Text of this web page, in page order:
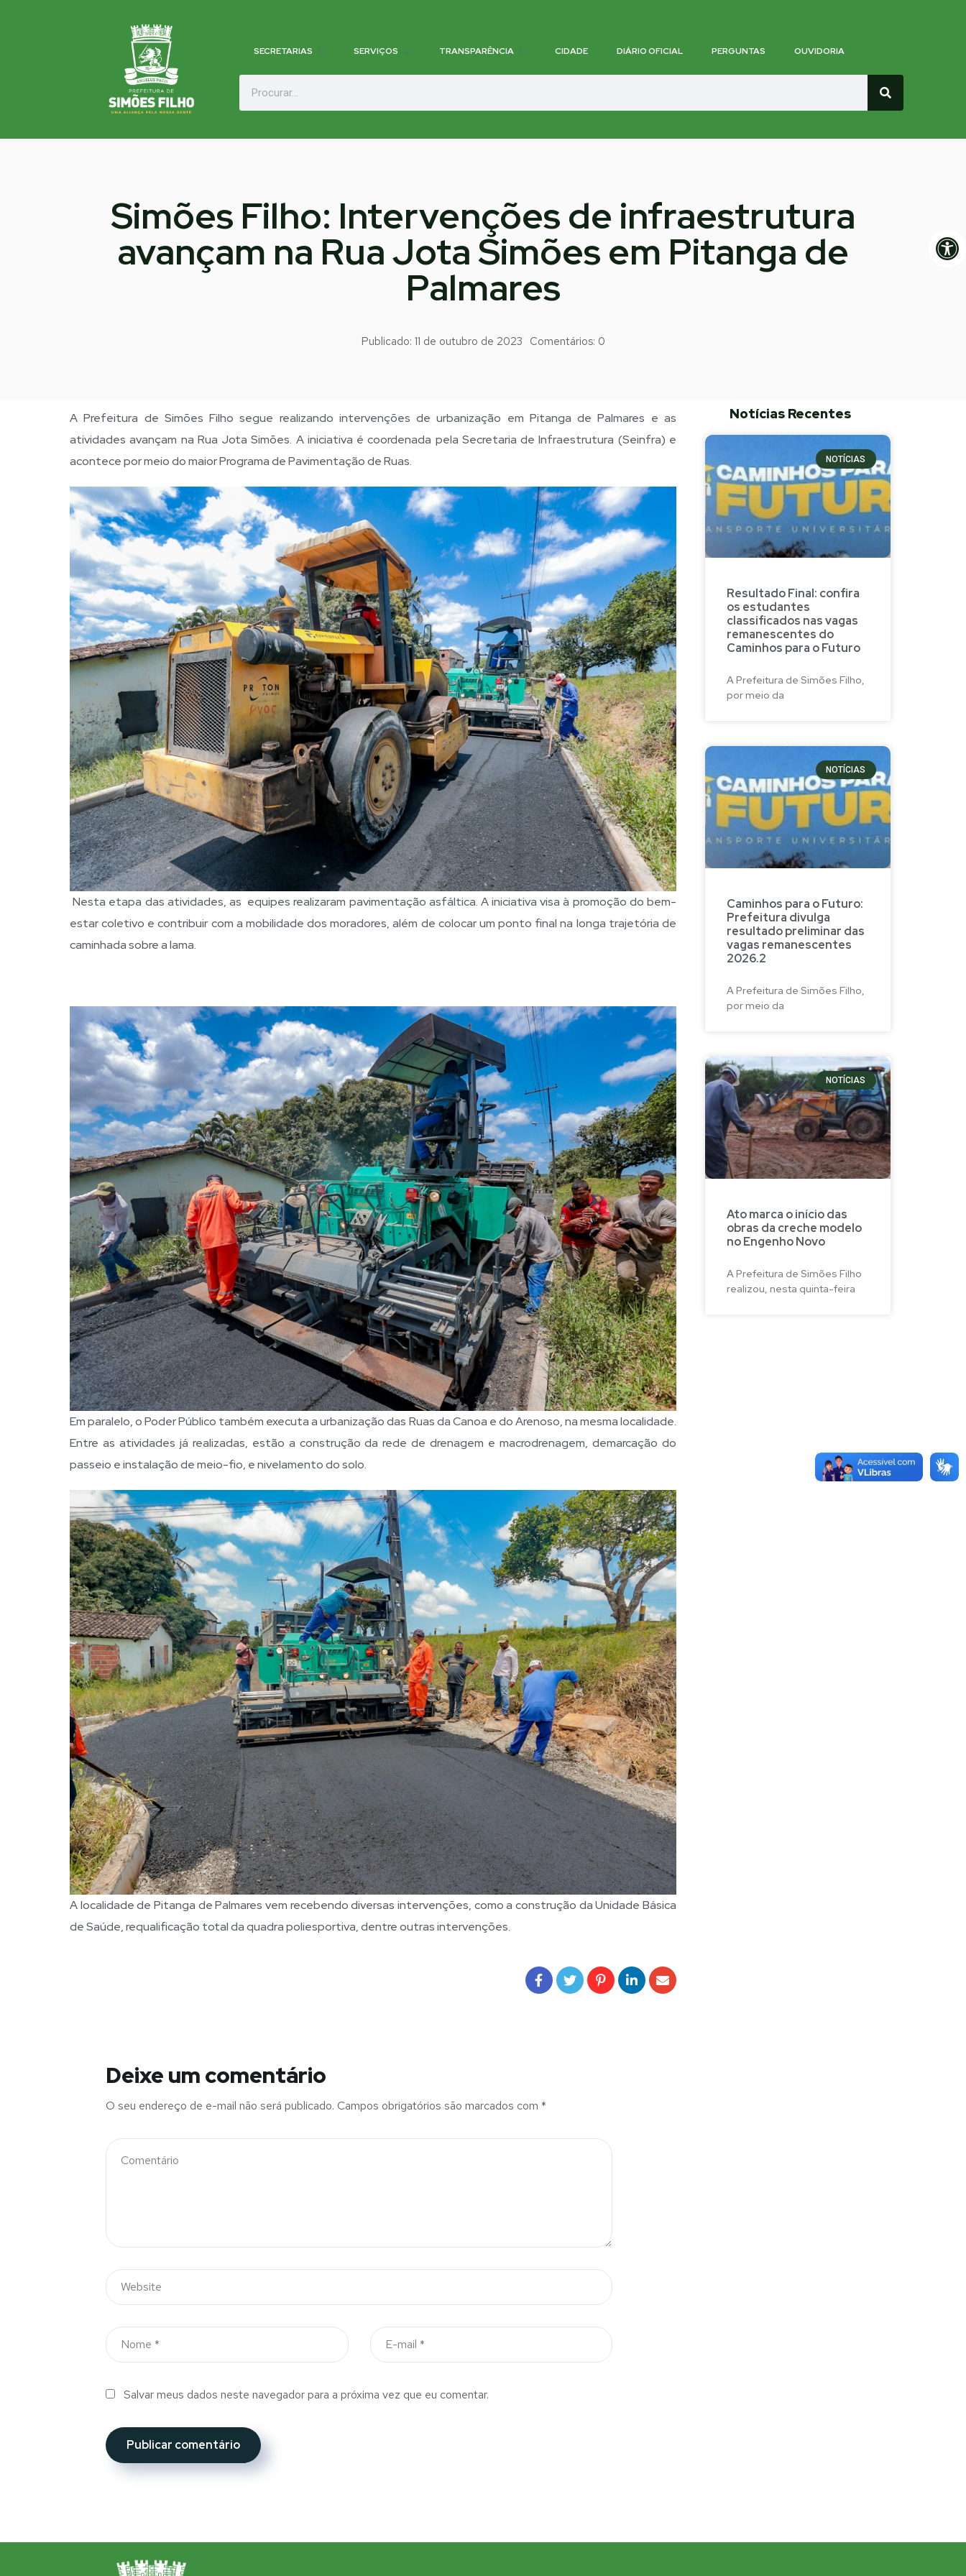
SECRETARIAS SERVIÇOS TRANSPARÊNCIA CIDADE DIÁRIO OFICIAL PERGUNTAS OUVIDORIA
Simões Filho: Intervenções de infraestrutura
avançam na Rua Jota Simões em Pitanga de
Palmares
Publicado: 11 de outubro de 2023 Comentários: 0
A Prefeitura de Simões Filho segue realizando intervenções de urbanização em Pitanga de Palmares e as
atividades avançam na Rua Jota Simões. A iniciativa é coordenada pela Secretaria de Infraestrutura (Seinfra) e
acontece por meio do maior Programa de Pavimentação de Ruas.
Nesta etapa das atividades, as equipes realizaram pavimentação asfáltica. A iniciativa visa à promoção do bem-
estar coletivo e contribuir com a mobilidade dos moradores, além de colocar um ponto final na longa trajetória de
caminhada sobre a lama.
Em paralelo, o Poder Público também executa a urbanização das Ruas da Canoa e do Arenoso, na mesma localidade.
Entre as atividades já realizadas, estão a construção da rede de drenagem e macrodrenagem, demarcação do
passeio e instalação de meio-fio, e nivelamento do solo.
A localidade de Pitanga de Palmares vem recebendo diversas intervenções, como a construção da Unidade Básica
de Saúde, requalificação total da quadra poliesportiva, dentre outras intervenções.
Notícias Recentes
NOTÍCIAS
Resultado Final: confira
os estudantes
classificados nas vagas
remanescentes do
Caminhos para o Futuro
A Prefeitura de Simões Filho,
por meio da
NOTÍCIAS
Caminhos para o Futuro:
Prefeitura divulga
resultado preliminar das
vagas remanescentes
2026.2
A Prefeitura de Simões Filho,
por meio da
NOTÍCIAS
Ato marca o início das
obras da creche modelo
no Engenho Novo
A Prefeitura de Simões Filho
realizou, nesta quinta-feira
Deixe um comentário
O seu endereço de e-mail não será publicado. Campos obrigatórios são marcados com *
Salvar meus dados neste navegador para a próxima vez que eu comentar.